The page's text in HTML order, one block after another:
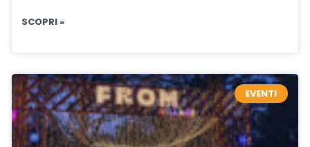
SCOPRI »
EVENTI